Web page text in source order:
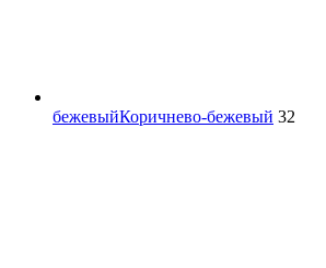
бежевыйКоричнево-бежевый 32